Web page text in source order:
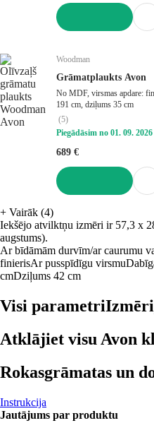
Woodman
Grāmatplaukts Avon
No MDF, virsmas apdare:
191 cm, dziļums 35 cm
(5)
Piegādāsim no 01. 09. 2026
689 €
+ Vairāk (4)
Iekšējo atvilktņu izmēri ir 57,3 x
augstums).
Ar bīdāmām durvīm/ar caurumu
finierisAr pusspīdīgu virsmu
cmDziļums 42 cm
Visi parametri
Atklājiet visu Avon
Rokasgrāmatas un
Instrukcija
Jautājums par produktu